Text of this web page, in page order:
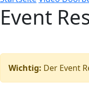
Event
Wichtig: Der Event